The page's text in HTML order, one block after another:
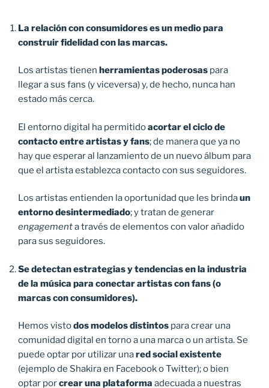
La relación con consumidores es un medio para
construir fidelidad con las marcas.
Los artistas tienen herramientas poderosas para
llegar a sus fans (y viceversa) y, de hecho, nunca han
estado más cerca.
El entorno digital ha permitidoacortar el ciclo de
contacto entre artistas y fans; de manera que ya no
hay que esperar al lanzamiento de un nuevo álbum para
que el artista establezca contacto con sus seguidores.
Los artistas entienden la oportunidad que les brindaun
entorno desintermediado; y tratan de generar
engagementa través de elementos con valor añadido
para sus seguidores.
Se detectan estrategias y tendencias en la industria
de la música para conectar artistas con fans (o
marcas con consumidores).
Hemos vistodos modelos distintos para crear una
comunidad digital en torno a una marca o un artista. Se
puede optar por utilizar unared social existente
(ejemplo de Shakira en Facebook o Twitter); o bien
optar porcrear una plataforma adecuada a nuestras